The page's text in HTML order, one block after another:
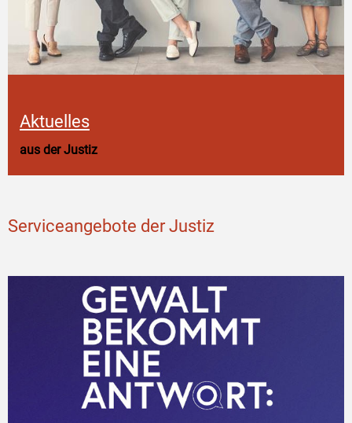
Aktuelles
aus der Justiz
Serviceangebote der Justiz